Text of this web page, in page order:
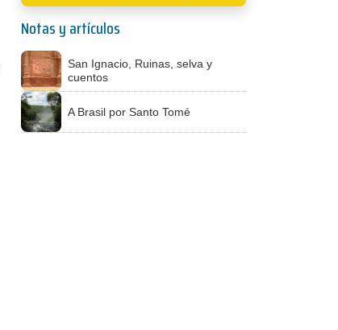
Notas y artículos
San Ignacio, Ruinas, selva y
cuentos
A Brasil por Santo Tomé